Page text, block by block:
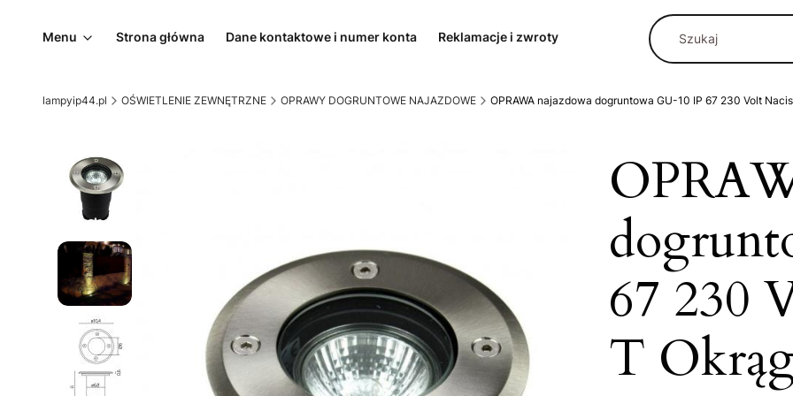
Menu Strona główna Dane kontaktowe i numer konta Reklamacje i zwroty
lampyip44.pl OŚWIETLENIE ZEWNĘTRZNE OPRAWY DOGRUNTOWE NAJAZDOWE OPRAWA najazdowa dogruntowa GU-10 IP 67 230 Volt
67 230
T